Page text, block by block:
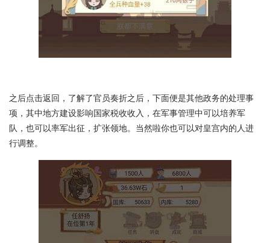
之后点击返回，了解了官员奏折之后，下面便是其他政务的处理事
项，其中地方建设影响国家税收收入，在军事管理中可以培养军
队，也可以率军出征，扩张领地。当然啦你也可以对皇宫内的人进
行调整。